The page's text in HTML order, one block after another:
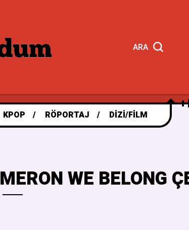
ARA
KPOP RÖPORTAJ DIZI/FILM
WE BELONG